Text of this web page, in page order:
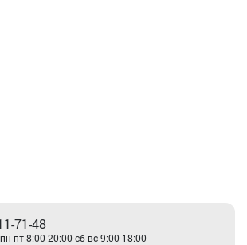
71-48
пт 8:00-20:00 сб-вс 9:00-18:00